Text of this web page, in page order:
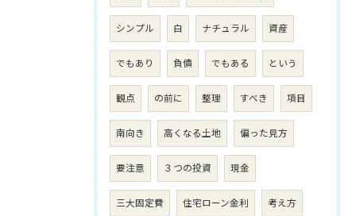
シンプル 白 ナチュラル 資産
でもあり 負債 でもある という
観点 の前に 整理 すべき 項目
南向き 高くなる土地 偏った見方
要注意 ３つの投資 現金
三大固定費 住宅ローン金利 考え方